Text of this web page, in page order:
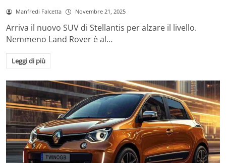
Manfredi Falcetta Novembre 21, 2025
Arriva il nuovo SUV di Stellantis per alzare il livello.
Nemmeno Land Rover è al…
Leggi di più